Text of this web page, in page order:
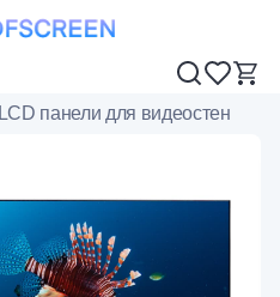
LCD панели для видеостен